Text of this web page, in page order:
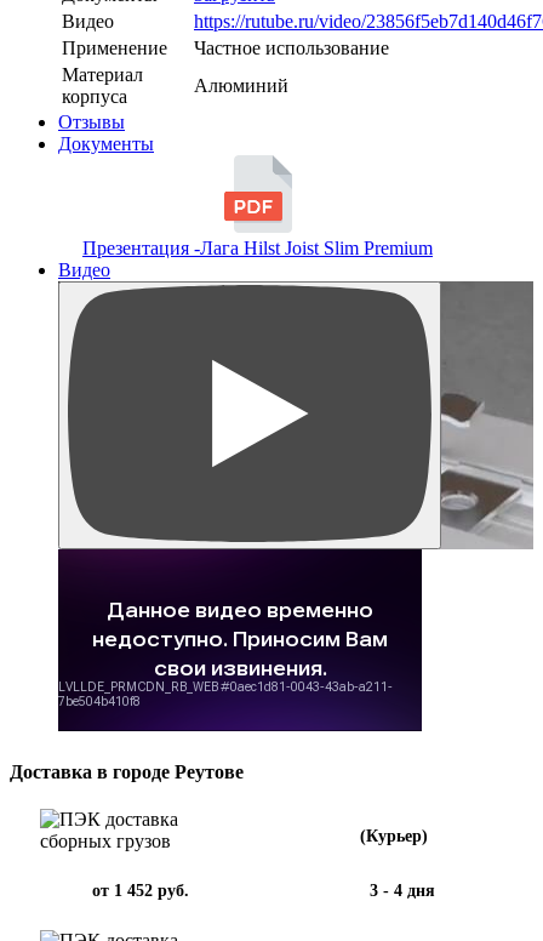
Видео
https://rutube.ru/video/
Применение
Частное использование
Материал
корпуса
Алюминий
Отзывы
Документы
Презентация -Лага Hilst Joist Slim Premium
Видео
Доставка в городе Реутове
(Курьер)
от 1 452 руб. 3 - 4 дня